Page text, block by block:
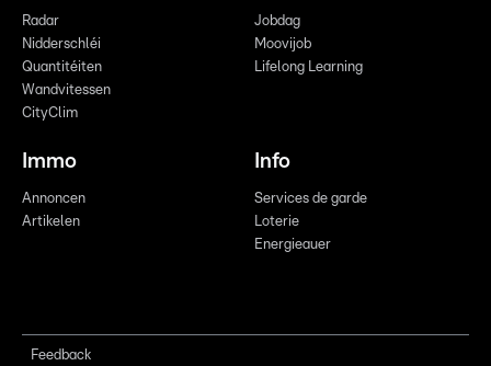
Radar
Nidderschléi
Quantitéiten
Wandvitessen
CityClim
Jobdag
Moovijob
Lifelong Learning
Immo
Annoncen
Artikelen
Info
Services de garde
Loterie
Energieauer
Feedback